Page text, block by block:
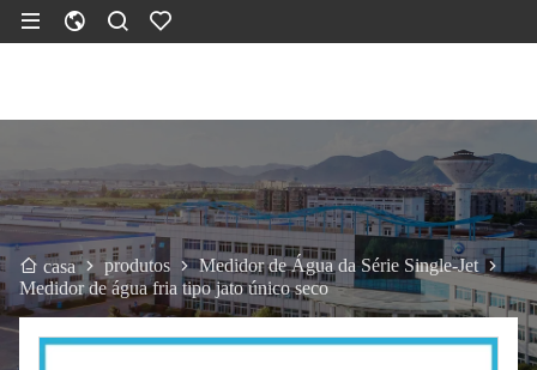
casa produtos
Medidor de Água da Série Single-Jet
Medidor de água fria tipo jato único seco